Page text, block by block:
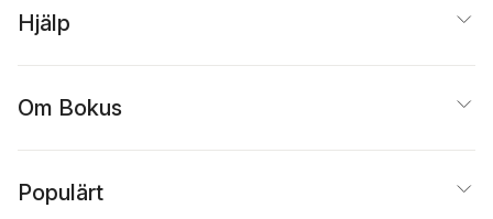
Hjälp
Om Bokus
Populärt